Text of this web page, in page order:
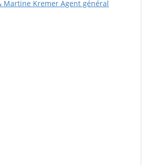
Martine Kremer Agent général